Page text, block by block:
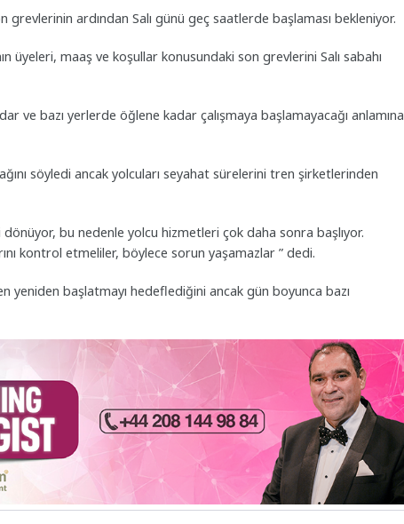
ardından Salı günü geç saatlerde başlaması bekleniyor.
üyeleri, maaş ve koşullar konusundaki son grevlerini Salı sabahı
ve bazı yerlerde öğlene kadar çalışmaya başlamayacağı anlamına
söyledi ancak yolcuları seyahat sürelerini tren şirketlerinden
bu nedenle yolcu hizmetleri çok daha sonra başlıyor.
kontrol etmeliler, böylece sorun yaşamazlar ” dedi.
yeniden başlatmayı hedeflediğini ancak gün boyunca bazı